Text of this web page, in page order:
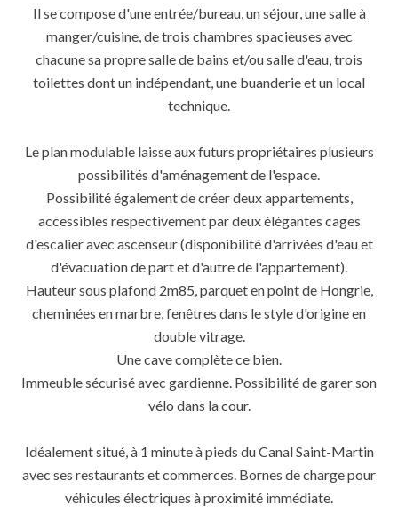
Il se compose d'une entrée/bureau, un séjour, une salle à
manger/cuisine, de trois chambres spacieuses avec
chacune sa propre salle de bains et/ou salle d'eau, trois
toilettes dont un indépendant, une buanderie et un local
technique.
Le plan modulable laisse aux futurs propriétaires plusieurs
possibilités d'aménagement de l'espace.
Possibilité également de créer deux appartements,
accessibles respectivement par deux élégantes cages
d'escalier avec ascenseur (disponibilité d'arrivées d'eau et
d'évacuation de part et d'autre de l'appartement).
Hauteur sous plafond 2m85, parquet en point de Hongrie,
cheminées en marbre, fenêtres dans le style d'origine en
double vitrage.
Une cave complète ce bien.
Immeuble sécurisé avec gardienne. Possibilité de garer son
vélo dans la cour.
Idéalement situé, à 1 minute à pieds du Canal Saint-Martin
avec ses restaurants et commerces. Bornes de charge pour
véhicules électriques à proximité immédiate.